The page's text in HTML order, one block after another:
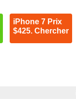
iPhone 7 Prix
$425. Chercher